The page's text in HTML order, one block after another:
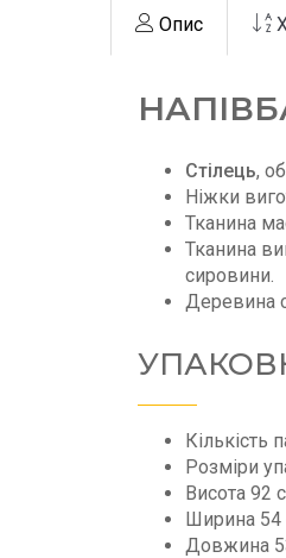
Опис
Стілець,
Ніжки
Тканина
Тканина
сировини.
Деревина
Кількість
Розміри
Висота 92
Ширина 54
Довжина